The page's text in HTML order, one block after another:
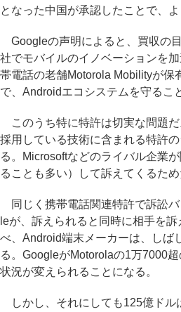
となった中国が承認したことで、
Googleの声明によると、買収の
社でモバイルのイノベーションを
帯電話の老舗Motorola Mobilityが保
で、Androidエコシステムを守るこ
このうち特に特許は切実な問題
採用している技術に含まれる特許
る。Microsoftなどのライバル企業
ることも多い）して訴えてくるため
同じく携帯電話関連特許で訴訟
leが、訴えられると同時に相手を
べ、Android端末メーカーは、しば
る。GoogleがMotorolaの1万7000
状況が変えられることになる。
しかし、それにしても125億ドル